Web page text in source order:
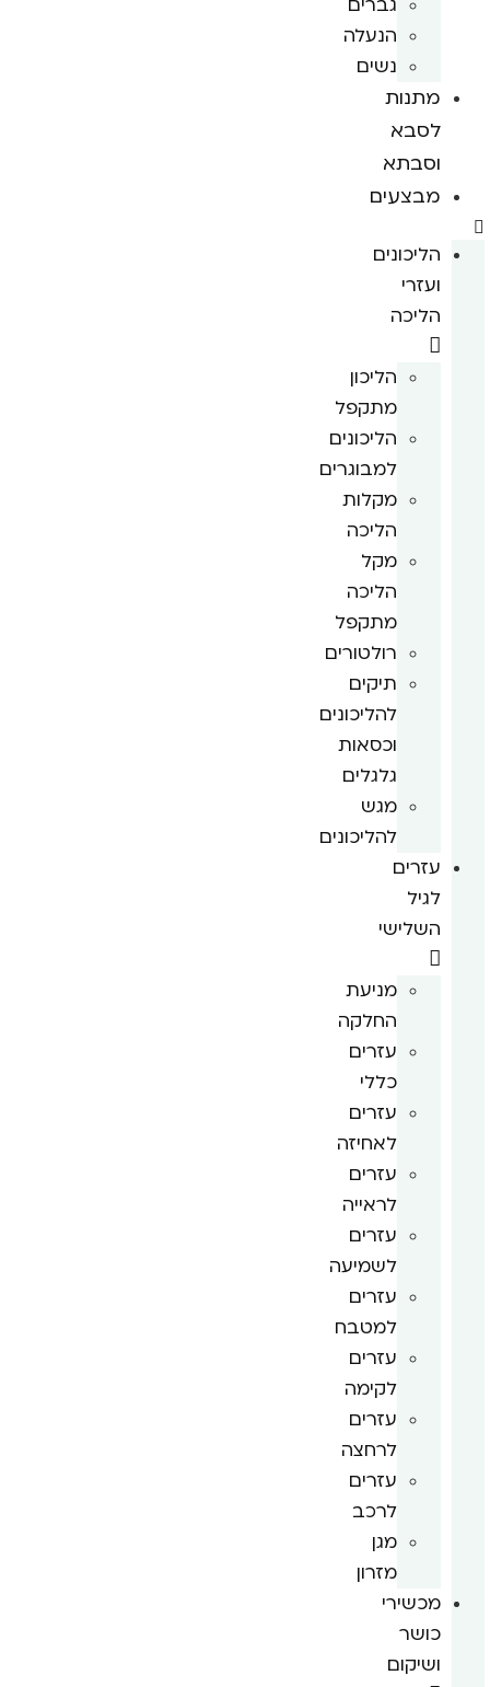
הנעלה
נשים
מתנות
לסבא
וסבתא
מבצעים
הליכונים
ועזרי
הליכה
הליכון
מתקפל
הליכונים
למבוגרים
מקלות
הליכה
מקל
הליכה
מתקפל
רולטורים
תיקים
להליכונים
וכסאות
גלגלים
מגש
להליכונים
עזרים
לגיל
השלישי
מניעת
החלקה
עזרים
כללי
עזרים
לאחיזה
עזרים
לראייה
עזרים
לשמיעה
עזרים
למטבח
עזרים
לקימה
עזרים
לרחצה
עזרים
לרכב
מגן
מזרון
מכשירי
כושר
ושיקום